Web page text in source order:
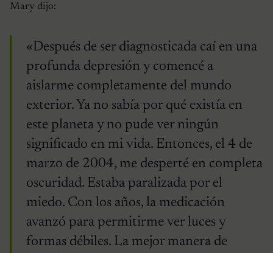
Mary dijo:
«Después de ser diagnosticada caí en una
profunda depresión y comencé a
aislarme completamente del mundo
exterior. Ya no sabía por qué existía en
este planeta y no pude ver ningún
significado en mi vida. Entonces, el 4 de
marzo de 2004, me desperté en completa
oscuridad. Estaba paralizada por el
miedo. Con los años, la medicación
avanzó para permitirme ver luces y
formas débiles. La mejor manera de